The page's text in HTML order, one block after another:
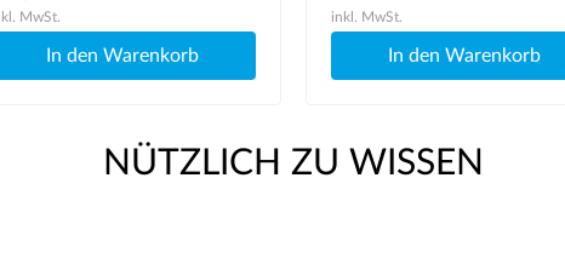
MwSt.
In den Warenkorb
inkl. MwSt.
In den Warenkorb
NÜTZLICH ZU WISSEN